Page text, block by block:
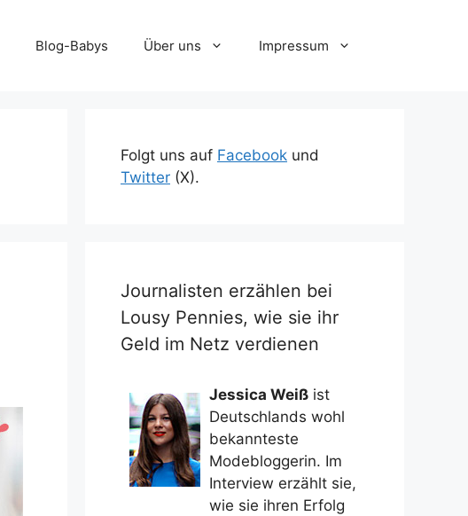
Blog-Babys Über uns Impressum
Folgt uns auf Facebook und
Twitter (X).
Journalisten erzählen bei
Lousy Pennies, wie sie ihr
Geld im Netz verdienen
Jessica Weiß ist
Deutschlands wohl
bekannteste
Modebloggerin. Im
Interview erzählt sie,
wie sie ihren Erfolg